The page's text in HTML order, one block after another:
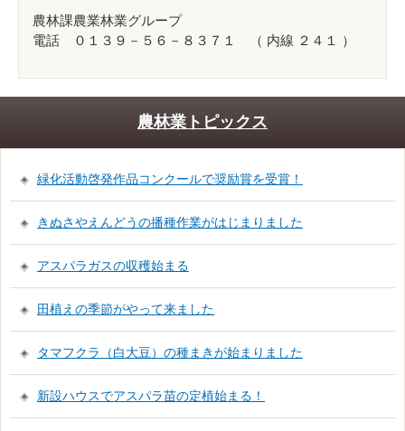
農林課農業林業グループ
電話 ０１３９－５６－８３７１ （ 内線 ２４１ ）
農林業トピックス
緑化活動啓発作品コンクールで奨励賞を受賞！
きぬさやえんどうの播種作業がはじまりました
アスパラガスの収穫始まる
田植えの季節がやって来ました
タマフクラ（白大豆）の種まきが始まりました
新設ハウスでアスパラ苗の定植始まる！